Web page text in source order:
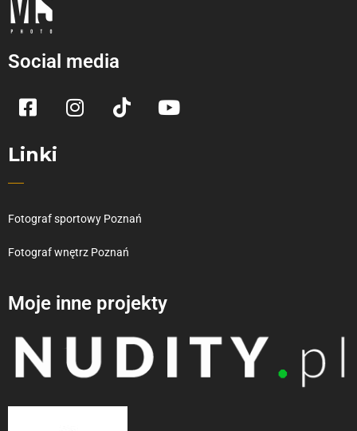
Social media
Linki
Fotograf sportowy Poznań
Fotograf wnętrz Poznań
Moje inne projekty